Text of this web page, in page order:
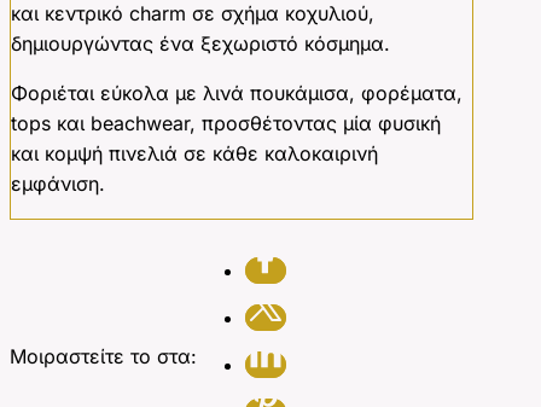
και κεντρικό charm σε σχήμα κοχυλιού,
δημιουργώντας ένα ξεχωριστό κόσμημα.
Φοριέται εύκολα με λινά πουκάμισα, φορέματα,
tops και beachwear, προσθέτοντας μία φυσική
και κομψή πινελιά σε κάθε καλοκαιρινή
εμφάνιση.
Μοιραστείτε το στα: